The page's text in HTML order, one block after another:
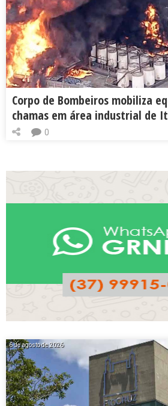
Corpo de Bombeiros mobiliza
chamas em área industrial de
0
6 de agosto de 2026